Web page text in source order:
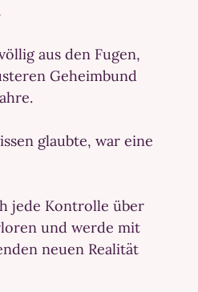
aus den Fugen,
Geheimbund
glaubte, war eine
jede Kontrolle über
und werde mit
neuen Realität